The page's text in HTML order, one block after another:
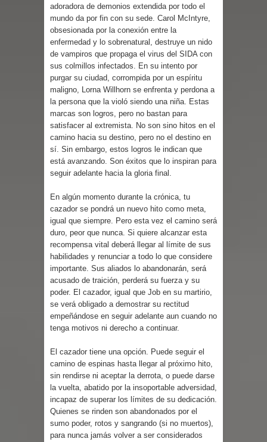
adoradora de demonios extendida por todo el
mundo da por fin con su sede. Carol McIntyre,
obsesionada por la conexión entre la
enfermedad y lo sobrenatural, destruye un nido
de vampiros que propaga el virus del SIDA con
sus colmillos infectados. En su intento por
purgar su ciudad, corrompida por un espíritu
maligno, Lorna Willhorn se enfrenta y perdona a
la persona que la violó siendo una niña. Estas
marcas son logros, pero no bastan para
satisfacer al extremista. No son sino hitos en el
camino hacia su destino, pero no el destino en
sí. Sin embargo, estos logros le indican que
está avanzando. Son éxitos que lo inspiran para
seguir adelante hacia la gloria final.
En algún momento durante la crónica, tu
cazador se pondrá un nuevo hito como meta,
igual que siempre. Pero esta vez el camino será
duro, peor que nunca. Si quiere alcanzar esta
recompensa vital deberá llegar al límite de sus
habilidades y renunciar a todo lo que considere
importante. Sus aliados lo abandonarán, será
acusado de traición, perderá su fuerza y su
poder. El cazador, igual que Job en su martirio,
se verá obligado a demostrar su rectitud
empeñándose en seguir adelante aun cuando no
tenga motivos ni derecho a continuar.
El cazador tiene una opción. Puede seguir el
camino de espinas hasta llegar al próximo hito,
sin rendirse ni aceptar la derrota, o puede darse
la vuelta, abatido por la insoportable adversidad,
incapaz de superar los límites de su dedicación.
Quienes se rinden son abandonados por el
sumo poder, rotos y sangrando (si no muertos),
para nunca jamás volver a ser considerados